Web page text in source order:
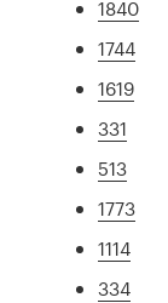
1840
1744
1619
331
513
1773
1114
334